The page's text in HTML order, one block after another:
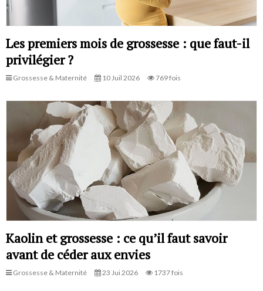
Les premiers mois de grossesse : que faut-il
privilégier ?
Grossesse & Maternité 10 Juil 2026 769 fois
Kaolin et grossesse : ce qu’il faut savoir
avant de céder aux envies
Grossesse & Maternité 23 Jui 2026 1737 fois